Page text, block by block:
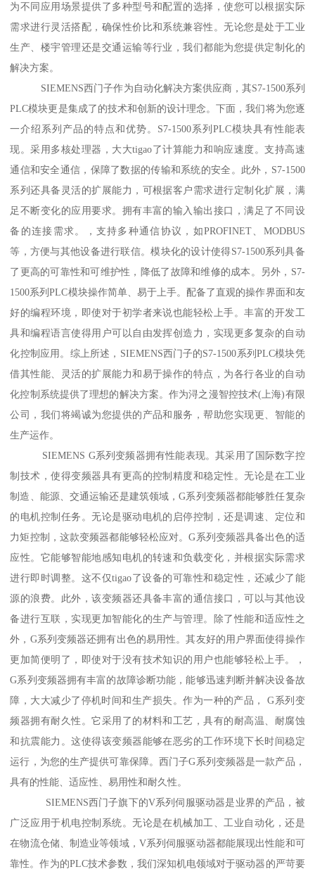
为不同应用场景提供了多种型号和配置的选择，使您可以根据实际
需求进行灵活搭配，确保性价比和系统兼容性。无论您是处于工业
生产、楼宇管理还是交通运输等行业，我们都能为您提供定制化的
解决方案。
SIEMENS西门子作为自动化解决方案供应商，其S7-1500系列
PLC模块更是集成了的技术和创新的设计理念。下面，我们将为您逐
一介绍系列产品的特点和优势。S7-1500系列PLC模块具有性能表
现。采用多核处理器，大大tigao了计算能力和响应速度。支持高速
通信和安全通信，保障了数据的传输和系统的安全。此外，S7-1500
系列还具备灵活的扩展能力，可根据客户需求进行定制化扩展，满
足不断变化的应用要求。拥有丰富的输入输出接口，满足了不同设
备的连接需求。，支持多种通信协议，如PROFINET、MODBUS
等，方便与其他设备进行联信。模块化的设计使得S7-1500系列具备
了更高的可靠性和可维护性，降低了故障和维修的成本。另外，S7-
1500系列PLC模块操作简单、易于上手。配备了直观的操作界面和友
好的编程环境，即使对于初学者来说也能轻松上手。丰富的开发工
具和编程语言使得用户可以自由发挥创造力，实现更多复杂的自动
化控制应用。综上所述，SIEMENS西门子的S7-1500系列PLC模块凭
借其性能、灵活的扩展能力和易于操作的特点，为各行各业的自动
化控制系统提供了理想的解决方案。作为浔之漫智控技术(上海)有限
公司，我们将竭诚为您提供的产品和服务，帮助您实现更、智能的
生产运作。
SIEMENS G系列变频器拥有性能表现。其采用了国际数字控
制技术，使得变频器具有更高的控制精度和稳定性。无论是在工业
制造、能源、交通运输还是建筑领域，G系列变频器都能够胜任复杂
的电机控制任务。无论是驱动电机的启停控制，还是调速、定位和
力矩控制，这款变频器都能够轻松应对。G系列变频器具备出色的适
应性。它能够智能地感知电机的转速和负载变化，并根据实际需求
进行即时调整。这不仅tigao了设备的可靠性和稳定性，还减少了能
源的浪费。此外，该变频器还具备丰富的通信接口，可以与其他设
备进行互联，实现更加智能化的生产与管理。除了性能和适应性之
外，G系列变频器还拥有出色的易用性。其友好的用户界面使得操作
更加简便明了，即使对于没有技术知识的用户也能够轻松上手。，
G系列变频器拥有丰富的故障诊断功能，能够迅速判断并解决设备故
障，大大减少了停机时间和生产损失。作为一种的产品， G系列变
频器拥有耐久性。它采用了的材料和工艺，具有的耐高温、耐腐蚀
和抗震能力。这使得该变频器能够在恶劣的工作环境下长时间稳定
运行，为您的生产提供可靠保障。西门子G系列变频器是一款产品，
具有的性能、适应性、易用性和耐久性。
SIEMENS西门子旗下的V系列伺服驱动器是业界的产品，被
广泛应用于机电控制系统。无论是在机械加工、工业自动化，还是
在物流仓储、制造业等领域，V系列伺服驱动器都能展现出性能和可
靠性。作为的PLC技术参数，我们深知机电领域对于驱动器的严苛要